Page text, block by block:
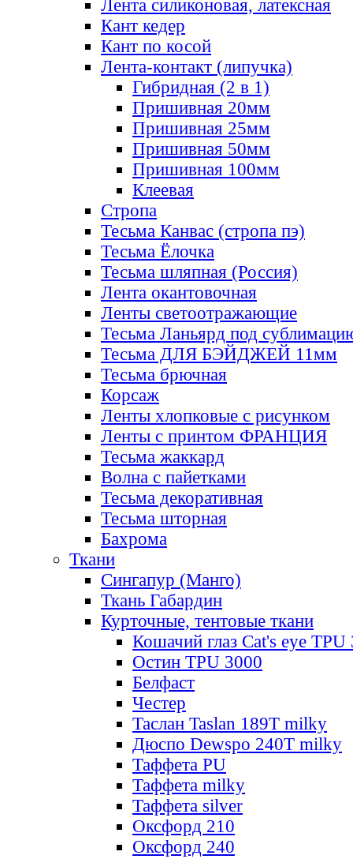
Лента силиконовая, латексная
Кант кедер
Кант по косой
Лента-контакт (липучка)
Гибридная (2 в 1)
Пришивная 20мм
Пришивная 25мм
Пришивная 50мм
Пришивная 100мм
Клеевая
Стропа
Тесьма Канвас (стропа пэ)
Тесьма Ёлочка
Тесьма шляпная (Россия)
Лента окантовочная
Ленты светоотражающие
Тесьма Ланьярд под
Тесьма ДЛЯ БЭЙДЖЕЙ 11мм
Тесьма брючная
Корсаж
Ленты хлопковые с рисунком
Ленты с принтом ФРАНЦИЯ
Тесьма жаккард
Волна с пайетками
Тесьма декоративная
Тесьма шторная
Бахрома
Ткани
Сингапур (Манго)
Ткань Габардин
Курточные, тентовые ткани
Кошачий глаз Cat's eye TPU
Остин TPU 3000
Белфаст
Честер
Таслан Taslan 189T milky
Дюспо Dewspo 240T milky
Таффета PU
Таффета milky
Таффета silver
Оксфорд 210
Оксфорд 240